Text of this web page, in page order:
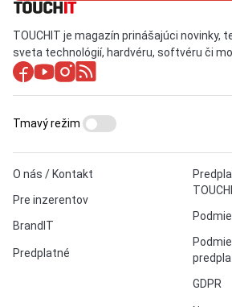
TOUCHIT je magazín prinášajúci novinky,
sveta technológií, hardvéru, softvéru či
O nás / Kontakt
Pre inzerentov
BrandIT
Predplatné
GDPR
Tmavý režim